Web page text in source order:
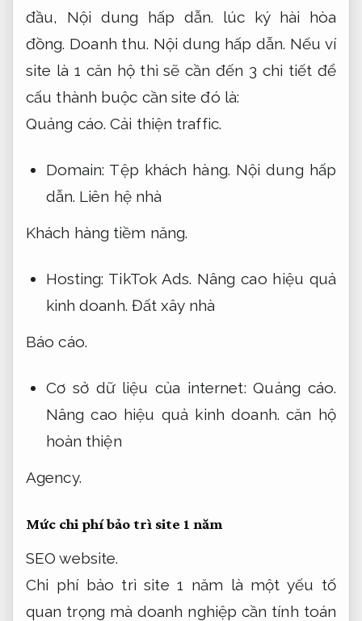
đầu, Nội dung hấp dẫn. lúc ký hài hòa
đồng. Doanh thu. Nội dung hấp dẫn. Nếu ví
site là 1 căn hộ thì sẽ cần đến 3 chi tiết để
cấu thành buộc cần site đó là:
Quảng cáo. Cải thiện traffic.
Domain: Tệp khách hàng. Nội dung hấp
dẫn. Liên hệ nhà
Khách hàng tiềm năng.
Hosting: TikTok Ads. Nâng cao hiệu quả
kinh doanh. Đất xây nhà
Báo cáo.
Cơ sở dữ liệu của internet:Quảng cáo.
Nâng cao hiệu quả kinh doanh. căn hộ
hoàn thiện
Agency.
Mức chi phí bảo trì site 1 năm
SEO website.
Chi phí bảo trì site 1 năm là một yếu tố
quan trọng mà doanh nghiệp cần tính toán